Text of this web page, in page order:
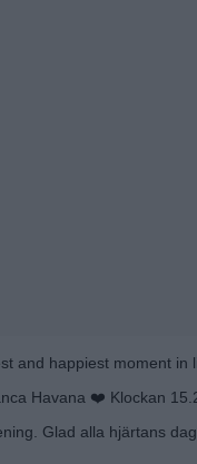
and happiest moment in
Havana ❤️ Klockan
Glad alla hjärtans